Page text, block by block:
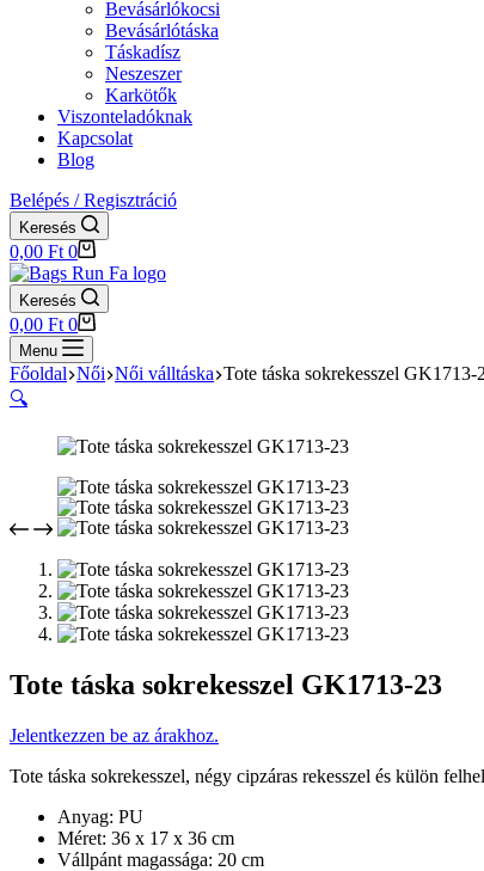
Bevásárlókocsi
Bevásárlótáska
Táskadísz
Neszeszer
Karkötők
Viszonteladóknak
Kapcsolat
Blog
Belépés / Regisztráció
Keresés
Shopping
cart
0,00 Ft 0
Keresés
Shopping
cart
0,00 Ft 0
Menu
Főoldal Női Női válltáska Tote táska sokrekesszel GK1713-
🔍
Tote táska sokrekesszel GK1713-23
Jelentkezzen be az árakhoz.
Tote táska sokrekesszel, négy cipzáras rekesszel és külön
Anyag: PU
Méret: 36 x 17 x 36 cm
Vállpánt magassága: 20 cm